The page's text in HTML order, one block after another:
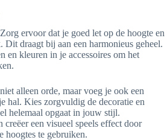
ervoor dat je goed let op de hoogte en
Dit draagt bij aan een harmonieus geheel.
en kleuren in je accessoires om het
alleen orde, maar voeg je ook een
hal. Kies zorgvuldig de decoratie en
helemaal opgaat in jouw stijl.
creëer een visueel speels effect door
hoogtes te gebruiken.